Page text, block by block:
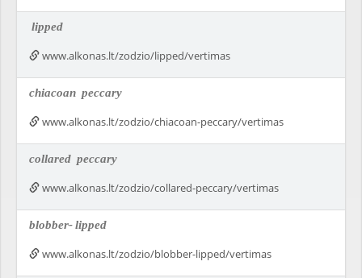
lipped
www.alkonas.lt/zodzio/lipped/vertimas
chiacoan peccary
www.alkonas.lt/zodzio/chiacoan-peccary/vertimas
collared peccary
www.alkonas.lt/zodzio/collared-peccary/vertimas
blobber-lipped
www.alkonas.lt/zodzio/blobber-lipped/vertimas